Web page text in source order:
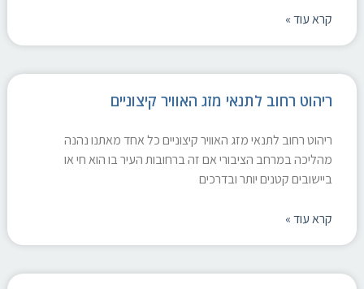
קרא עוד »
ריהוט רחוב לתנאי מזג האוויר קיצוניים
ריהוט רחוב לתנאי מזג האוויר קיצוניים כל אחד מאתנו נהנה
מהליכה במרחב הציבורי אם זה ברחובות העיר בו הוא חי או
ביישובים קטנים יותר ובדרכים
קרא עוד »